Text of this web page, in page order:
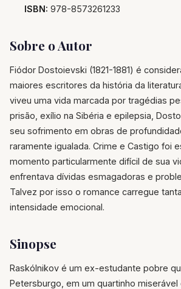
ISBN: 978-8573261233
Sobre o Autor
Fiódor Dostoievski (1821-1881) é
maiores escritores da história da
viveu uma vida marcada por tragédias
prisão, exílio na Sibéria e epilepsia,
seu sofrimento em obras de
raramente igualada. Crime e Castigo foi
momento particularmente difícil de sua
enfrentava dívidas esmagadoras e
Talvez por isso o romance carregue
intensidade emocional.
Sinopse
Raskólnikov é um ex-estudante pobre
Petersburgo, em um quartinho miserável